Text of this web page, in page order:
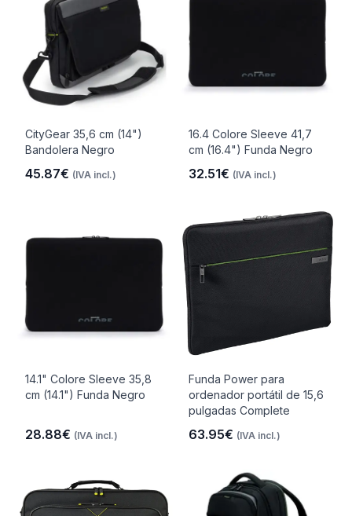
CityGear 35,6 cm (14")
Bandolera Negro
45.87€ (IVA incl.)
16.4 Colore Sleeve 41,7
cm (16.4") Funda Negro
32.51€ (IVA incl.)
14.1" Colore Sleeve 35,8
cm (14.1") Funda Negro
28.88€ (IVA incl.)
Funda Power para
ordenador portátil de 15,6
pulgadas Complete
63.95€ (IVA incl.)